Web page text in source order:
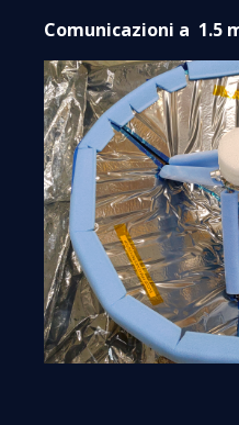
Comunicazioni a